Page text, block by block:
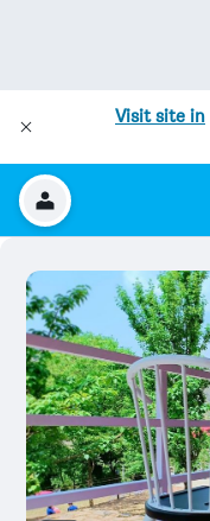
Visit site in